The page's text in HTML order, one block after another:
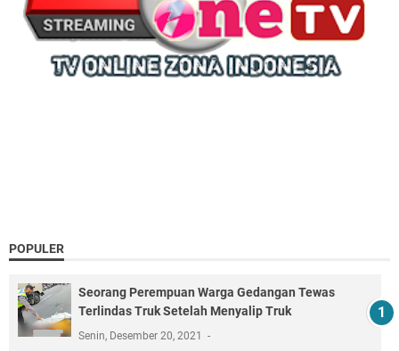
POPULER
Seorang Perempuan Warga Gedangan Tewas
Terlindas Truk Setelah Menyalip Truk
Senin, Desember 20, 2021